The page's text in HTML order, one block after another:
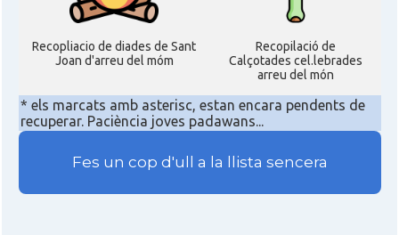
Recopliacio de diades de Sant
Joan d'arreu del móm
Recopilació de
Calçotades cel.lebrades
arreu del món
* els marcats amb asterisc, estan encara pendents de
recuperar. Paciència joves padawans...
Fes un cop d'ull a la llista sencera